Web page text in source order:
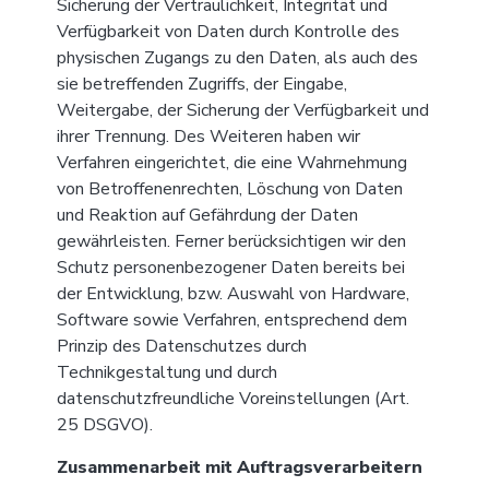
Sicherung der Vertraulichkeit, Integrität und
Verfügbarkeit von Daten durch Kontrolle des
physischen Zugangs zu den Daten, als auch des
sie betreffenden Zugriffs, der Eingabe,
Weitergabe, der Sicherung der Verfügbarkeit und
ihrer Trennung. Des Weiteren haben wir
Verfahren eingerichtet, die eine Wahrnehmung
von Betroffenenrechten, Löschung von Daten
und Reaktion auf Gefährdung der Daten
gewährleisten. Ferner berücksichtigen wir den
Schutz personenbezogener Daten bereits bei
der Entwicklung, bzw. Auswahl von Hardware,
Software sowie Verfahren, entsprechend dem
Prinzip des Datenschutzes durch
Technikgestaltung und durch
datenschutzfreundliche Voreinstellungen (Art.
25 DSGVO).
Zusammenarbeit mit Auftragsverarbeitern